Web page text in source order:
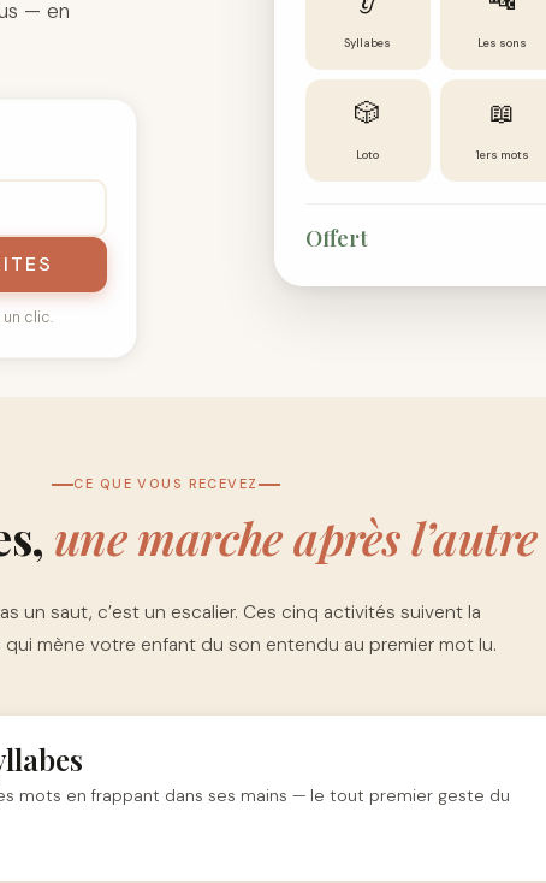
— en
clic.
Syllabes Les sons
🎲
Loto
📖
1ers mots
Offert
CE QUE VOUS RECEVEZ
une marche après l’autre
un saut, c’est un escalier. Ces cinq activités suivent la
mène votre enfant du son entendu au premier mot lu.
mots en frappant dans ses mains — le tout premier geste du